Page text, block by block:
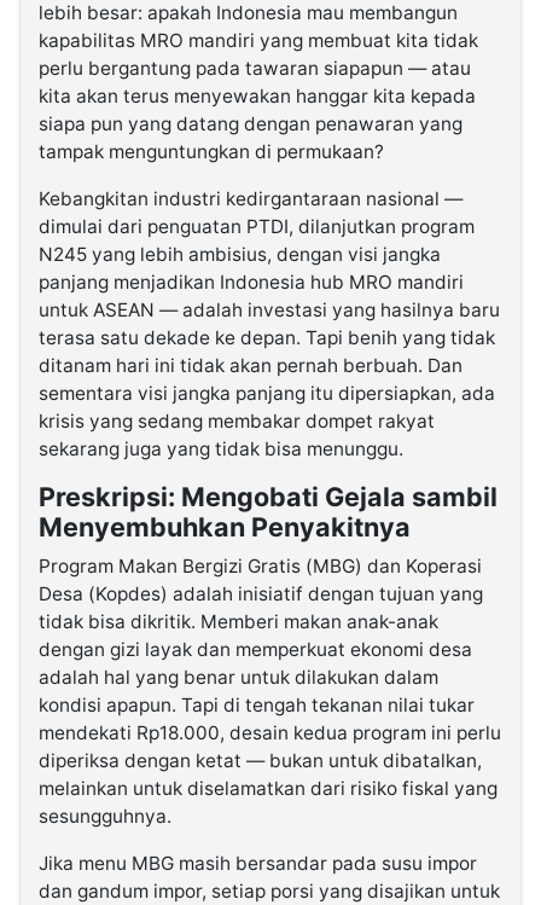
lebih besar: apakah Indonesia mau membangun
kapabilitas MRO mandiri yang membuat kita tidak
perlu bergantung pada tawaran siapapun — atau
kita akan terus menyewakan hanggar kita kepada
siapa pun yang datang dengan penawaran yang
tampak menguntungkan di permukaan?
Kebangkitan industri kedirgantaraan nasional —
dimulai dari penguatan PTDI, dilanjutkan program
N245 yang lebih ambisius, dengan visi jangka
panjang menjadikan Indonesia hub MRO mandiri
untuk ASEAN — adalah investasi yang hasilnya baru
terasa satu dekade ke depan. Tapi benih yang tidak
ditanam hari ini tidak akan pernah berbuah. Dan
sementara visi jangka panjang itu dipersiapkan, ada
krisis yang sedang membakar dompet rakyat
sekarang juga yang tidak bisa menunggu.
Preskripsi: Mengobati Gejala sambil
Menyembuhkan Penyakitnya
Program Makan Bergizi Gratis (MBG) dan Koperasi
Desa (Kopdes) adalah inisiatif dengan tujuan yang
tidak bisa dikritik. Memberi makan anak-anak
dengan gizi layak dan memperkuat ekonomi desa
adalah hal yang benar untuk dilakukan dalam
kondisi apapun. Tapi di tengah tekanan nilai tukar
mendekati Rp18.000, desain kedua program ini perlu
diperiksa dengan ketat — bukan untuk dibatalkan,
melainkan untuk diselamatkan dari risiko fiskal yang
sesungguhnya.
Jika menu MBG masih bersandar pada susu impor
dan gandum impor, setiap porsi yang disajikan untuk